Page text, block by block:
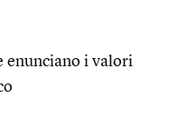
enunciano i valori